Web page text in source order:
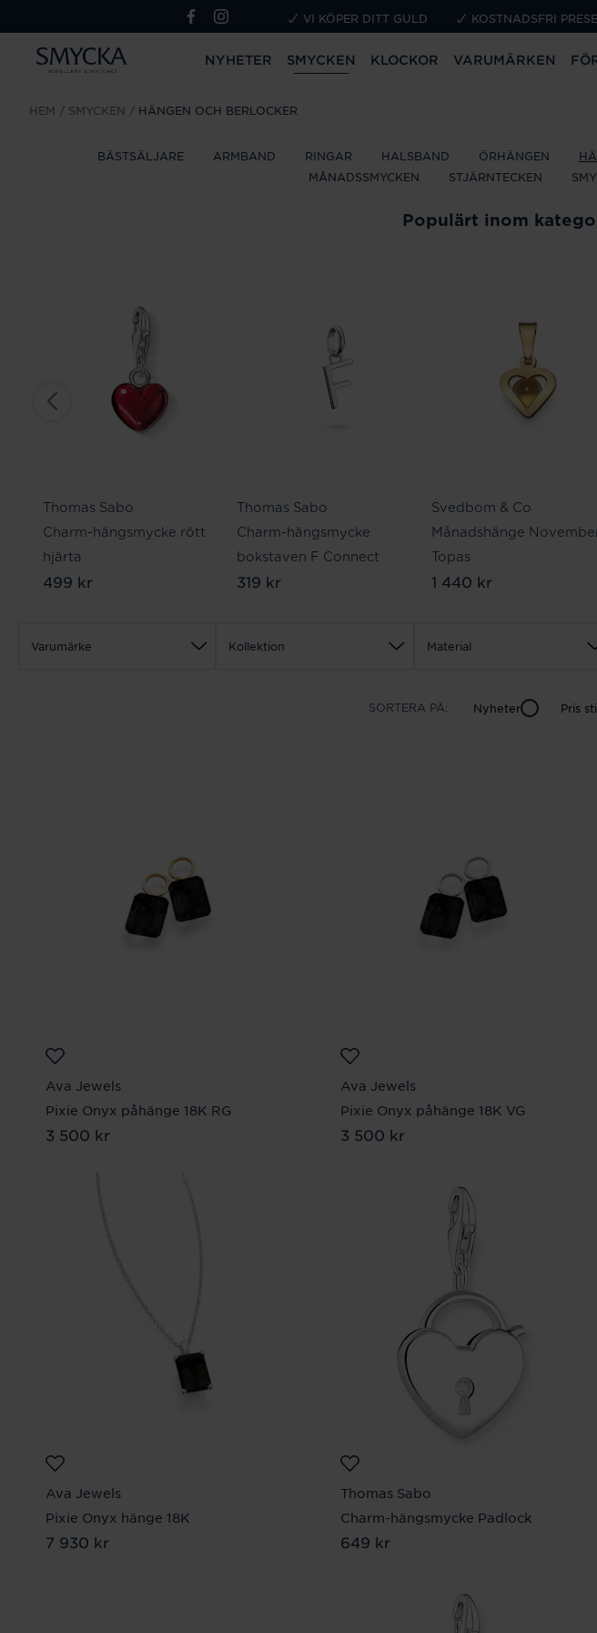
VI KÖPER DITT GULD KOSTNADSFRI
NYHETER SMYCKEN KLOCKOR VARUMÄRKEN
HEM SMYCKEN HÄNGEN OCH BERLOCKER
BÄSTSÄLJARE ARMBAND RINGAR HALSBAND ÖRHÄNGEN
MÅNADSSMYCKEN
STJÄRNTECKEN
Populärt inom
Thomas Sabo
Charm-hängsmycke rött
hjärta
499 kr
Thomas Sabo
Charm-hängsmycke
bokstaven F Connect
319 kr
Svedbom & Co
Månadshänge
Topas
1 440 kr
Varumärke Kollektion Material
SORTERA PÅ: Nyheter Pris
Ava Jewels
Pixie Onyx påhänge 18K RG
Pris:3 500 kr
3 500 kr
Ava Jewels
Pixie Onyx påhänge 18K VG
Pris:3 500 kr
3 500 kr
Ava Jewels
Pixie Onyx hänge 18K
Pris:7 930 kr
7 930 kr
Thomas Sabo
Charm-hängsmycke Padlock
Pris:649 kr
649 kr